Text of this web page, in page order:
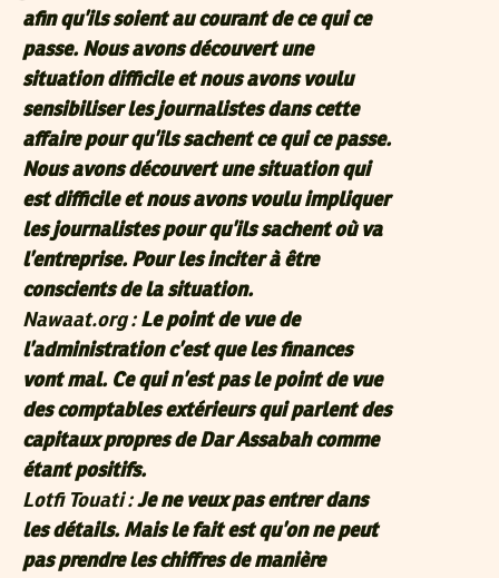
afin qu’ils soient au courant de ce qui ce
passe. Nous avons découvert une
situation difficile et nous avons voulu
sensibiliser les journalistes dans cette
affaire pour qu’ils sachent ce qui ce passe.
Nous avons découvert une situation qui
est difficile et nous avons voulu impliquer
les journalistes pour qu’ils sachent où va
l’entreprise. Pour les inciter à être
conscients de la situation.
Nawaat.org :Le point de vue de
l’administration c’est que les finances
vont mal. Ce qui n’est pas le point de vue
des comptables extérieurs qui parlent des
capitaux propres de Dar Assabah comme
étant positifs.
Lotfi Touati :Je ne veux pas entrer dans
les détails. Mais le fait est qu’on ne peut
pas prendre les chiffres de manière